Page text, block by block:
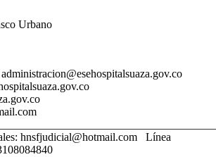
Urbano
- Huila
hnsfjudicial@hotmail.com Línea